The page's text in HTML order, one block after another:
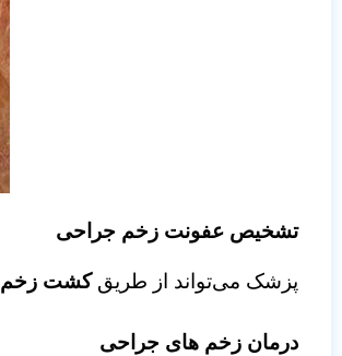
تشخیص عفونت زخم جراحی
پزشک می‌تواند از طریقکشت زخم
درمان زخم های جراحی